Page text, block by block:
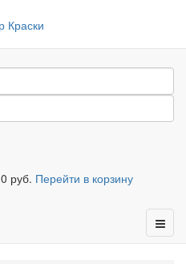
0 руб. Перейти в корзину